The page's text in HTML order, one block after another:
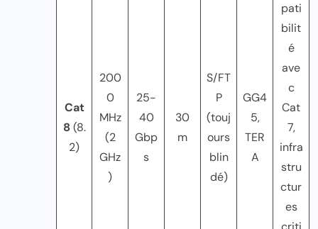
Cat
8 (8.
2)
200
0
MHz
(2
GHz
)
25-
40
Gbp
s
30
m
S/FT
P
(touj
ours
blin
dé)
GG4
5,
TER
A
pati
bilit
é
ave
c
Cat
7,
infra
stru
ctur
es